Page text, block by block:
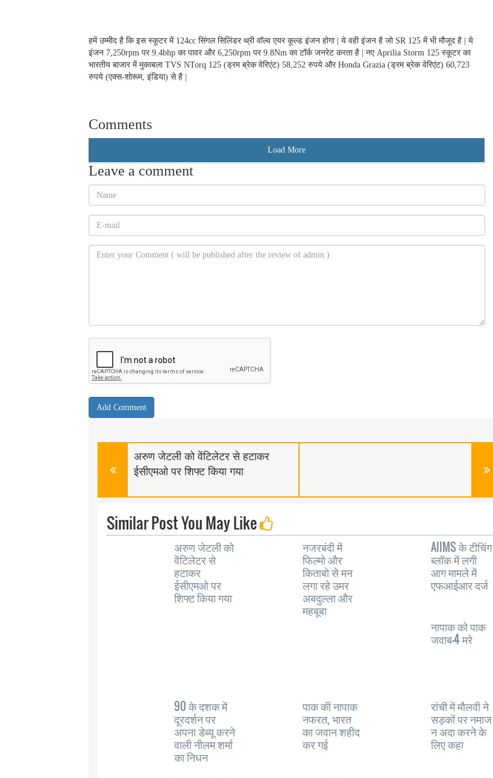
हमें उम्मीद है कि इस स्कूटर में 124cc सिंगल सिलिंडर थ्री वॉल्व एयर कूल्ड इंजन होगा | ये वही इंजन है जो SR 125 में भी मौजूद है | ये
इंजन 7,250rpm पर 9.4bhp का पावर और 6,250rpm पर 9.8Nm का टॉर्क जनरेट करता है | नए Aprilia Storm 125 स्कूटर का
भारतीय बाजार में मुकाबला TVS NTorq 125 (ड्रम ब्रेक वेरिएंट) 58,252 रुपये और Honda Grazia (ड्रम ब्रेक वेरिएंट) 60,723
रुपये (एक्स-शोरूम, इंडिया) से है |
Comments
Load More
Leave a comment
अरुण जेटली को वेंटिलेटर से हटाकर
ईसीएमओ पर शिफ्ट किया गया
Similar Post You May Like
अरुण जेटली को
वेंटिलेटर से
हटाकर
ईसीएमओ पर
शिफ्ट किया गया
नजरबंदी में
फिल्मो और
किताबो से मन
लगा रहे उमर
अबदुल्ला और
महबूबा
AIIMS के टीचिंग
ब्लॉक में लगी
आग मामले में
एफआईआर दर्ज
नापाक को पाक
जवाब-4 मरे
90 के दशक में
दूरदर्शन पर
अपना डेब्यू करने
वाली नीलम शर्मा
का निधन
पाक की नापाक
नफरत, भारत
का जवान शहीद
कर गई
रांची में मौलवी ने
सड़कों पर नमाज
न अदा करने के
लिए कहा